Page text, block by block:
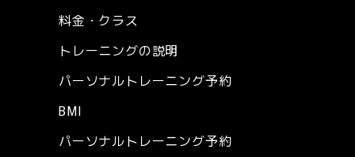
料金・クラス
トレーニングの説明
パーソナルトレーニング予約
BMI
パーソナルトレーニング予約